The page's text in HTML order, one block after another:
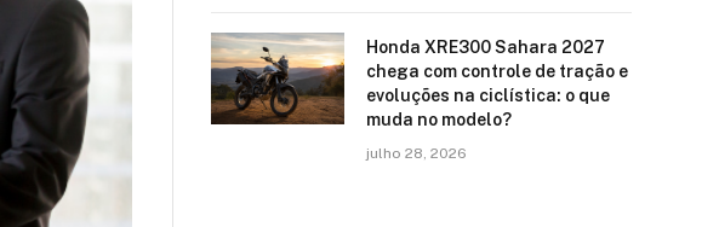
Honda XRE300 Sahara 2027
chega com controle de tração e
evoluções na ciclística: o que
muda no modelo?
julho 28, 2026